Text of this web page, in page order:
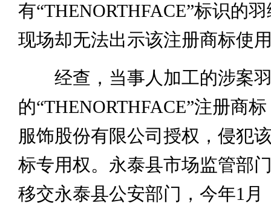
有“THENORTHFACE”标识的
现场却无法出示该注册商标使
经查，当事人加工的涉案羽
的“THENORTHFACE”注册商
服饰股份有限公司授权，侵犯
标专用权。永泰县市场监管部
移交永泰县公安部门，今年1月